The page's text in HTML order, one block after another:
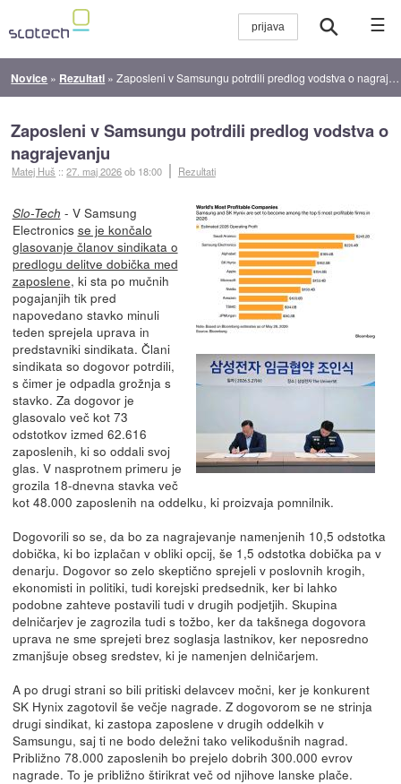
☰
Novice » Rezultati »Zaposleni v Samsungu potrdili predlog vodstva o nagrajevanju
Zaposleni v Samsungu potrdili predlog vodstva o
nagrajevanju
Matej Huš ::27. maj 2026ob 18:00 Rezultati
Slo-Tech - V Samsung
Electronics se je končalo
glasovanje članov sindikata o
predlogu delitve dobička med
zaposlene, ki sta po mučnih
pogajanjih tik pred
napovedano stavko minuli
teden sprejela uprava in
predstavniki sindikata. Člani
sindikata so dogovor potrdili,
s čimer je odpadla grožnja s
stavko. Za dogovor je
glasovalo več kot 73
odstotkov izmed 62.616
zaposlenih, ki so oddali svoj
glas. V nasprotnem primeru je
grozila 18-dnevna stavka več
kot 48.000 zaposlenih na oddelku, ki proizvaja pomnilnik.
Dogovorili so se, da bo za nagrajevanje namenjenih 10,5 odstotka
dobička, ki bo izplačan v obliki opcij, še 1,5 odstotka dobička pa v
denarju. Dogovor so zelo skeptično sprejeli v poslovnih krogih,
ekonomisti in politiki, tudi korejski predsednik, ker bi lahko
podobne zahteve postavili tudi v drugih podjetjih. Skupina
delničarjev je zagrozila tudi s tožbo, ker da takšnega dogovora
uprava ne sme sprejeti brez soglasja lastnikov, ker neposredno
zmanjšuje obseg sredstev, ki je namenjen delničarjem.
A po drugi strani so bili pritiski delavcev močni, ker je konkurent
SK Hynix zagotovil še večje nagrade. Z dogovorom se ne strinja
drugi sindikat, ki zastopa zaposlene v drugih oddelkih v
Samsungu, saj ti ne bodo deležni tako velikodušnih nagrad.
Približno 78.000 zaposlenih bo prejelo dobrih 300.000 evrov
nagrade. To je približno štirikrat več od njihove lanske plače.